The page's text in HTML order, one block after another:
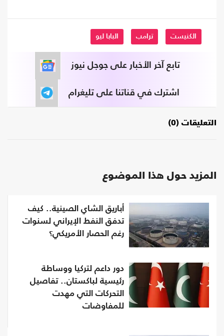
الكنيست ترامب البابا ليو
تابع آخر الأخبار على جوجل نيوز
اشترك في قناتنا على تليغرام
التعليقات (0)
المزيد حول هذا الموضوع
أباريق الشاي الصينية.. كيف
تدفق النفط الإيراني لسنوات
رغم الحصار الأمريكي؟
دور داعم لتركيا ووساطة
رئيسية لباكستان.. تفاصيل
التحركات التي مهدت
للمفاوضات